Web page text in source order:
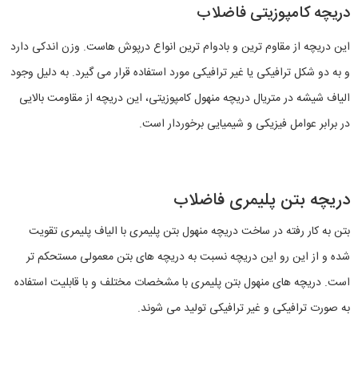
دریچه کامپوزیتی فاضلاب
این دریچه از مقاوم ترین و بادوام ترین انواع درپوش هاست. وزن اندکی دارد
و به دو شکل ترافیکی یا غیر ترافیکی مورد استفاده قرار می گیرد. به دلیل وجود
الیاف شیشه در متریال دریچه منهول کامپوزیتی، این دریچه از مقاومت بالایی
در برابر عوامل فیزیکی و شیمیایی برخوردار است.
دریچه بتن پلیمری فاضلاب
بتن به کار رفته در ساخت دریچه منهول بتن پلیمری با الیاف پلیمری تقویت
شده و از این رو این دریچه نسبت به دریچه های بتن معمولی مستحکم تر
است. دریچه‌ های منهول بتن پلیمری با مشخصات مختلف و با قابلیت استفاده
به صورت ترافیکی و غیر ترافیکی تولید می شوند.